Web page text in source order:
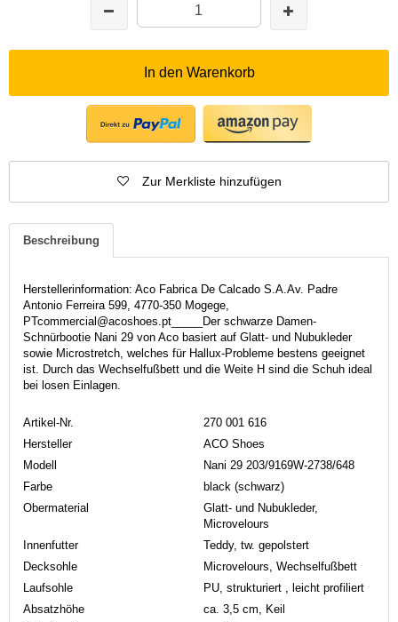
In den Warenkorb
Zur Merkliste hinzufügen
Beschreibung
Herstellerinformation: Aco Fabrica De Calcado S.A.Av. Padre
Antonio Ferreira 599, 4770-350 Mogege,
PTcommercial@acoshoes.pt_____Der schwarze Damen-
Schnürbootie Nani 29 von Aco basiert auf Glatt- und Nubukleder
sowie Microstretch, welches für Hallux-Probleme bestens geeignet
ist. Durch das Wechselfußbett und die Weite H sind die Schuh ideal
bei losen Einlagen.
Artikel-Nr.
270 001 616
Hersteller
ACO Shoes
Modell
Nani 29 203/9169W-2738/648
Farbe
black (schwarz)
Obermaterial
Glatt- und Nubukleder,
Microvelours
Innenfutter
Teddy, tw. gepolstert
Decksohle
Microvelours, Wechselfußbett
Laufsohle
PU, strukturiert , leicht profiliert
Absatzhöhe
ca. 3,5 cm, Keil